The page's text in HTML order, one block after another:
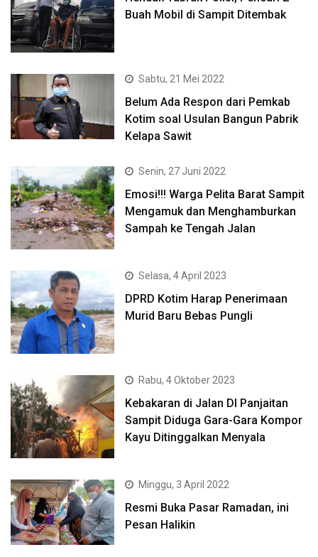
Buah Mobil di Sampit Ditembak
Sabtu, 21 Mei 2022
Belum Ada Respon dari Pemkab
Kotim soal Usulan Bangun Pabrik
Kelapa Sawit
Senin, 27 Juni 2022
Emosi!!! Warga Pelita Barat Sampit
Mengamuk dan Menghamburkan
Sampah ke Tengah Jalan
Selasa, 4 April 2023
DPRD Kotim Harap Penerimaan
Murid Baru Bebas Pungli
Rabu, 4 Oktober 2023
Kebakaran di Jalan DI Panjaitan
Sampit Diduga Gara-Gara Kompor
Kayu Ditinggalkan Menyala
Minggu, 3 April 2022
Resmi Buka Pasar Ramadan, ini
Pesan Halikin